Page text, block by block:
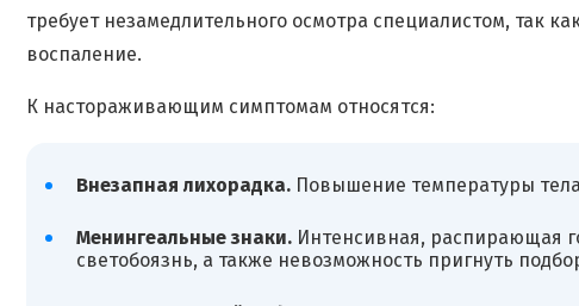
требует незамедлительного осмотра специалистом, так
воспаление.
К настораживающим симптомам относятся:
Внезапная лихорадка.Повышение температуры
Менингеальные знаки.Интенсивная, распирающая
светобоязнь, а также невозможность пригнуть